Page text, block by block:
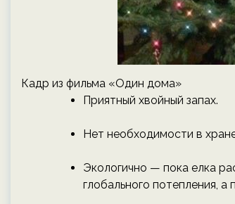
Кадр из фильма «Один дома»
Приятный хвойный запах.
Нет необходимости в
Экологично — пока елка
глобального потепления,